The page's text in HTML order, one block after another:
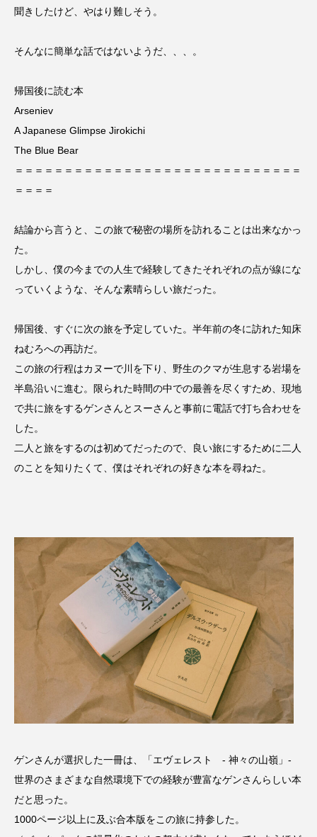
聞きしたけど、やはり難しそう。
そんなに簡単な話ではないようだ、、、。
帰国後に読む本
Arseniev
A Japanese Glimpse Jirokichi
The Blue Bear
＝＝＝＝＝＝＝＝＝＝＝＝＝＝＝＝＝＝＝＝＝＝＝＝＝＝＝＝＝
＝＝＝＝
結論から言うと、この旅で秘密の場所を訪れることは出来なかっ
た。
しかし、僕の今までの人生で経験してきたそれぞれの点が線にな
っていくような、そんな素晴らしい旅だった。
帰国後、すぐに次の旅を予定していた。半年前の冬に訪れた知床
ねむろへの再訪だ。
この旅の行程はカヌーで川を下り、野生のクマが生息する岩場を
半島沿いに進む。限られた時間の中での最善を尽くすため、現地
で共に旅をするゲンさんとスーさんと事前に電話で打ち合わせを
した。
二人と旅をするのは初めてだったので、良い旅にするために二人
のことを知りたくて、僕はそれぞれの好きな本を尋ねた。
ゲンさんが選択した一冊は、「エヴェレスト - 神々の山嶺」-
世界のさまざまな自然環境下での経験が豊富なゲンさんらしい本
だと思った。
1000ページ以上に及ぶ合本版をこの旅に持参した。